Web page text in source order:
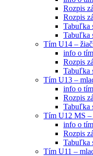
Rozpis
Rozpis
Tabuľka
Tabuľka
Tím U14 –
info o
Rozpis
Tabuľka
Tím U13 –
info o
Rozpis
Tabuľka
Tím U12 MS –
info o
Rozpis
Tabuľka
Tím U11 –